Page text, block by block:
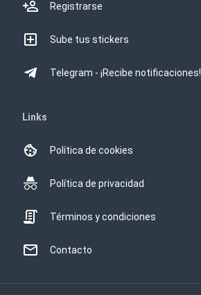
Registrarse
Sube tus stickers
Telegram - ¡Recibe notificaciones!
Links
Política de cookies
Política de privacidad
Términos y condiciones
Contacto